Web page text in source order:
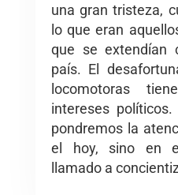
una gran tristeza,
lo que eran
que se extendían
país. El
locomotoras
intereses
pondremos la
el hoy, sino en
llamado a